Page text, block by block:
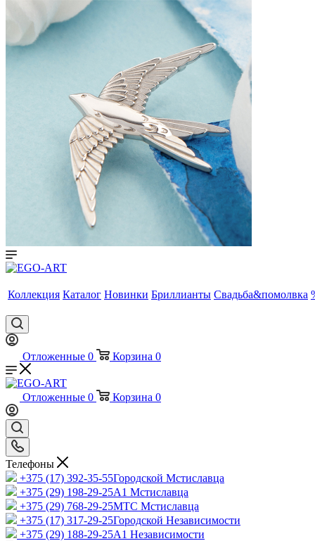
Коллекция Каталог Новинки Бриллианты Свадьба&помолвка
Отложенные 0 Корзина 0
Отложенные 0 Корзина 0
Телефоны
+375 (17) 392-35-55Городской Мстиславца
+375 (29) 198-29-25A1 Мстиславца
+375 (29) 768-29-25МТС Мстиславца
+375 (17) 317-29-25Городской Независимости
+375 (29) 188-29-25A1 Независимости